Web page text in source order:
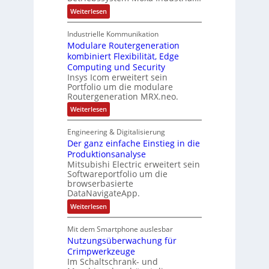
e
b
u
n
g
e
n
o
nr
i
k
e
F
e
l
e
r
s
t
r
a
t
e
g
i
e
f
ü
r
D
I
N
-
S
c
h
e
n
e
n
-
Weiterlesen:
A
m
-
b
a
s
i
e
r
t
e
I
n
d
u
s
t
r
i
e
c
o
m
p
u
t
e
r
e
Industrielle Kommunikation
Modulare Routergeneration
kombiniert Flexibilität, Edge
Computing und Security
Insys Icom erweitert sein
Portfolio um die modulare
Routergeneration MRX.neo.
Weiterlesen:
M
d
u
l
a
r
e
R
o
u
t
e
r
g
e
n
e
Engineering & Digitalisierung
Der ganz einfache Einstieg in die
Produktionsanalyse
Mitsubishi Electric erweitert sein
Softwareportfolio um die
browserbasierte
DataNavigateApp.
Weiterlesen:
D
r
g
a
n
z
Mit dem Smartphone auslesbar
Nutzungsüberwachung für
Crimpwerkzeuge
Im Schaltschrank- und